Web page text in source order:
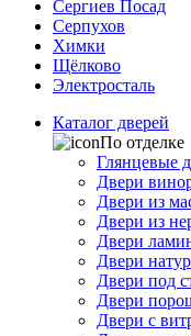
Сергиев Посад
Серпухов
Химки
Щёлково
Электросталь
Каталог дверей
По отделке
Глянцевые
Двери
Двери из
Двери из
Двери
Двери
Двери под
Двери
Двери с